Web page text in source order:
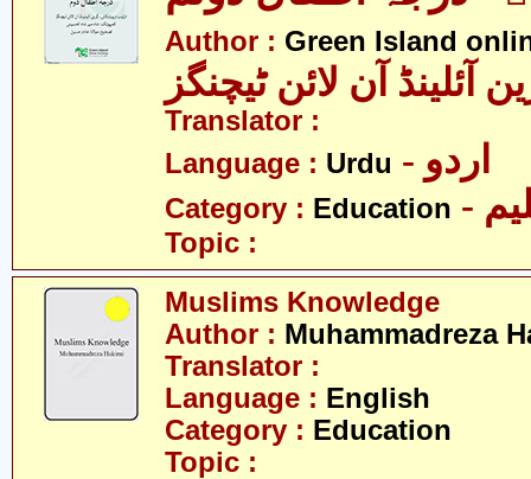
Author : Green Island
آئلینڈ آن لائن ٹیچنگز
Translator :
Language : Urdu - اردو
Category : Education
Topic :
Muslims Knowledge
Author : Muhammadreza
Translator :
Language : English
Category : Education
Topic :